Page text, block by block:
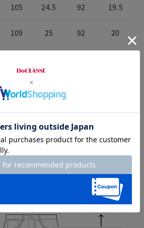
105 24.5 92 19.5
109 25 92 20
お店で試着する
る
size
on